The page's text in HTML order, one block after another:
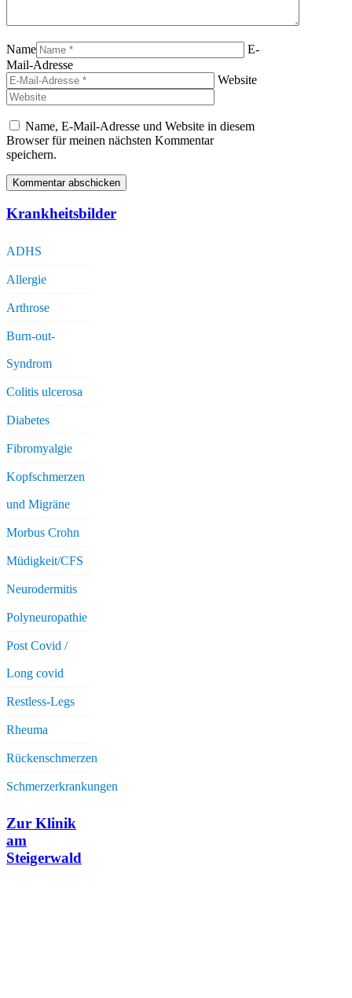
Name
E-
Mail-Adresse
Website
Name, E-Mail-Adresse und Website in diesem
Browser für meinen nächsten Kommentar
speichern.
Krankheitsbilder
ADHS
Allergie
Arthrose
Burn-out-
Syndrom
Colitis ulcerosa
Diabetes
Fibromyalgie
Kopfschmerzen
und Migräne
Morbus Crohn
Müdigkeit/CFS
Neurodermitis
Polyneuropathie
Post Covid /
Long covid
Restless-Legs
Rheuma
Rückenschmerzen
Schmerzerkrankungen
Zur Klinik
am
Steigerwald